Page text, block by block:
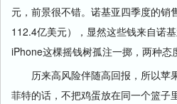
元，前景很不错。诺基亚四季度的销
112.4亿美元），显然这些钱来自诺
iPhone这棵摇钱树孤注一掷，两种态
历来高风险伴随高回报，所以苹
菲特的话，不把鸡蛋放在同一个篮子